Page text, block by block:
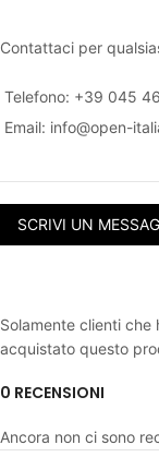
Contattaci per
SCRIVI UN
Telefono: +39 045
Email: info@open-
0 RECENSIONI
Ancora non ci sono
Solamente clienti
acquistato questo